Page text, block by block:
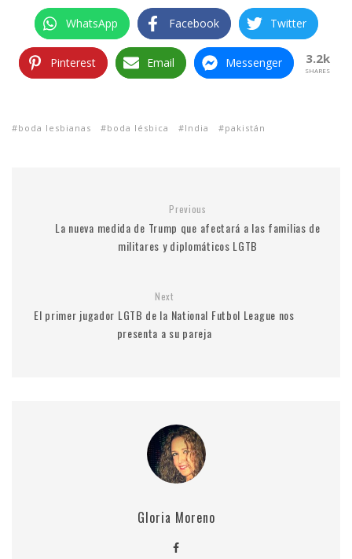
WhatsApp Facebook Twitter
Pinterest Email Messenger 3.2k
SHARES
boda lesbianas boda lésbica India pakistán
Previous
La nueva medida de Trump que afectará a las familias de
militares y diplomáticos LGTB
Next
El primer jugador LGTB de la National Futbol League nos
presenta a su pareja
Gloria Moreno